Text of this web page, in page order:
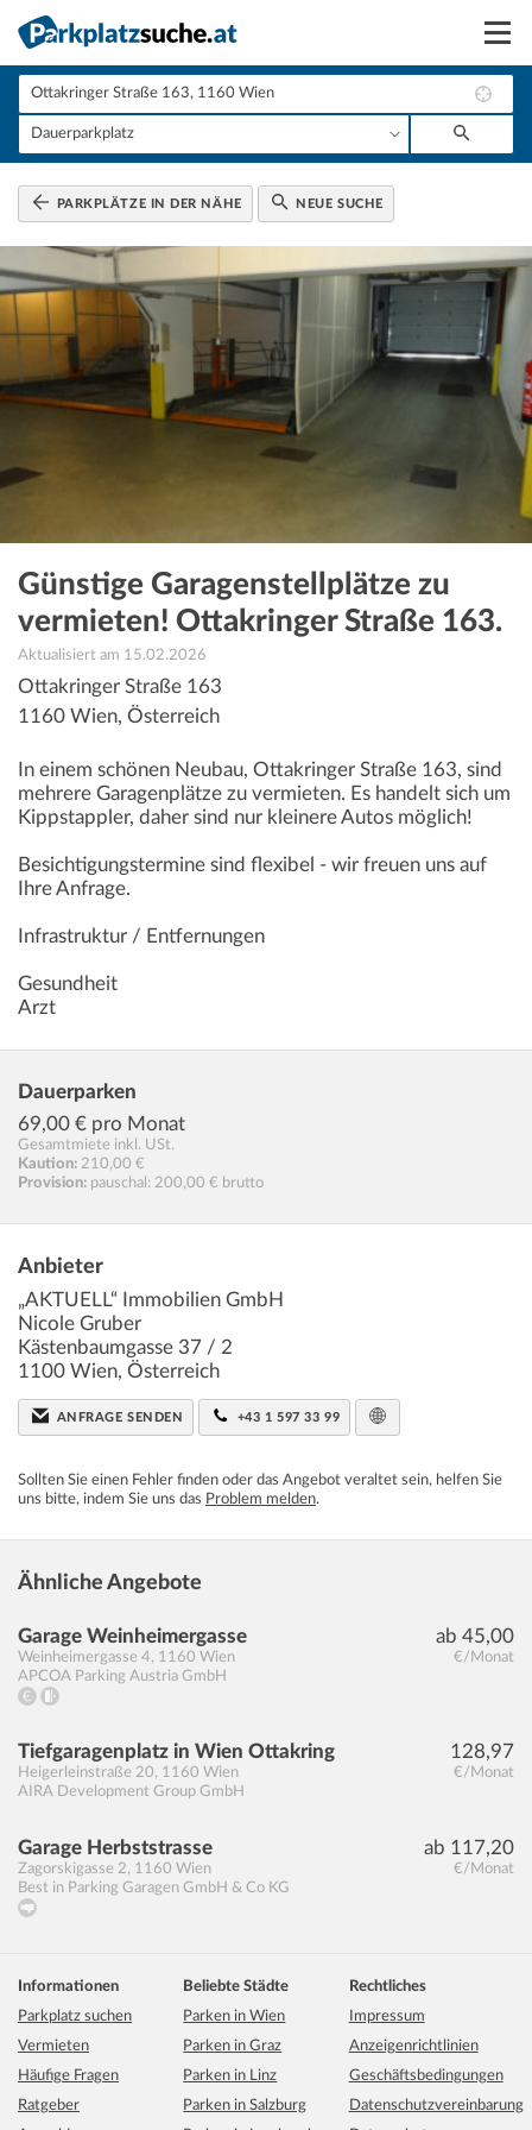
Suchen
Vermieten
Anmelden
PARKPLÄTZE IN DER NÄHE NEUE SUCHE
Günstige Garagenstellplätze zu
vermieten! Ottakringer Straße 163.
Aktualisiert am 15.02.2026
Ottakringer Straße 163
1160 Wien, Österreich
In einem schönen Neubau, Ottakringer Straße 163, sind
mehrere Garagenplätze zu vermieten. Es handelt sich um
Kippstappler, daher sind nur kleinere Autos möglich!
Besichtigungstermine sind flexibel - wir freuen uns auf
Ihre Anfrage.
Infrastruktur / Entfernungen
Gesundheit
Arzt
Dauerparken
69,00 € pro Monat
Gesamtmiete inkl. USt.
Kaution: 210,00 €
Provision: pauschal: 200,00 € brutto
Anbieter
„AKTUELL“ Immobilien GmbH
Nicole Gruber
Kästenbaumgasse 37 / 2
1100 Wien, Österreich
ANFRAGE SENDEN +43 1 597 33 99
Sollten Sie einen Fehler finden oder das Angebot veraltet sein, helfen Sie
uns bitte, indem Sie uns das Problem melden.
Ähnliche Angebote
ab 45,00
€/Monat
Garage Weinheimergasse
Weinheimergasse 4, 1160 Wien
APCOA Parking Austria GmbH
128,97
€/Monat
Tiefgaragenplatz in Wien Ottakring
Heigerleinstraße 20, 1160 Wien
AIRA Development Group GmbH
ab 117,20
€/Monat
Garage Herbststrasse
Zagorskigasse 2, 1160 Wien
Best in Parking Garagen GmbH & Co KG
Informationen
Parkplatz suchen
Vermieten
Häufige Fragen
Ratgeber
Beliebte Städte
Parken in Wien
Parken in Graz
Parken in Linz
Parken in Salzburg
Rechtliches
Impressum
Anzeigenrichtlinien
Geschäftsbedingungen
Datenschutzvereinbarung